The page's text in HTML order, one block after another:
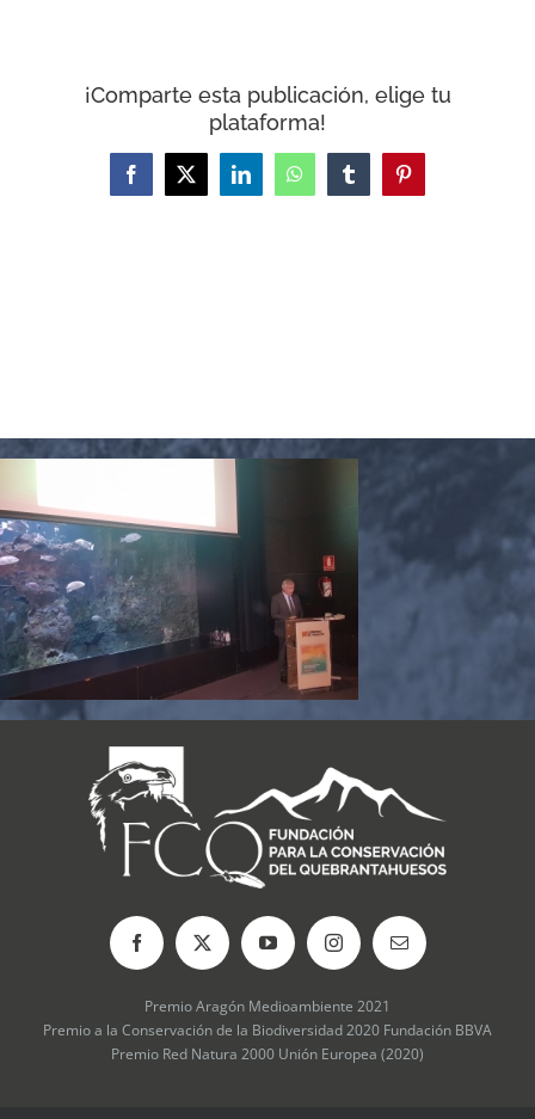
¡Comparte esta publicación, elige tu
plataforma!
Facebook
X LinkedInWhatsAppTumblrPinterest
Premio Aragón Medioambiente 2021
Premio a la Conservación de la Biodiversidad 2020 Fundación BBVA
Premio Red Natura 2000 Unión Europea (2020)